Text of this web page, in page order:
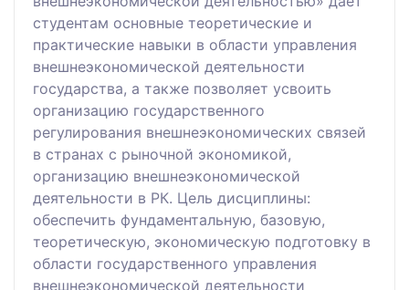
студентам основные теоретические и
практические навыки в области управления
внешнеэкономической деятельности
государства, а также позволяет усвоить
организацию государственного
регулирования внешнеэкономических связей
в странах с рыночной экономикой,
организацию внешнеэкономической
деятельности в РК. Цель дисциплины:
обеспечить фундаментальную, базовую,
теоретическую, экономическую подготовку в
области государственного управления
внешнеэкономической деятельности